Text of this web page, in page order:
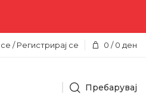
/ Регистрирај се 0 / 0 ден
Пребарувај